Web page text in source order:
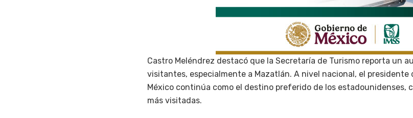
Castro Meléndrez destacó que la Secretaría de Turismo reporta un
visitantes, especialmente a Mazatlán. A nivel nacional, el presidente
México continúa como el destino preferido de los estadounidenses,
más visitadas.